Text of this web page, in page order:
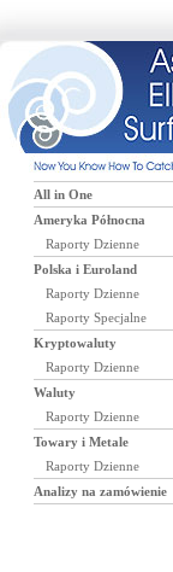
All in One
Ameryka Północna
Raporty Dzienne
Polska i Euroland
Raporty Dzienne
Raporty Specjalne
Kryptowaluty
Raporty Dzienne
Waluty
Raporty Dzienne
Towary i Metale
Raporty Dzienne
Analizy na zamówienie